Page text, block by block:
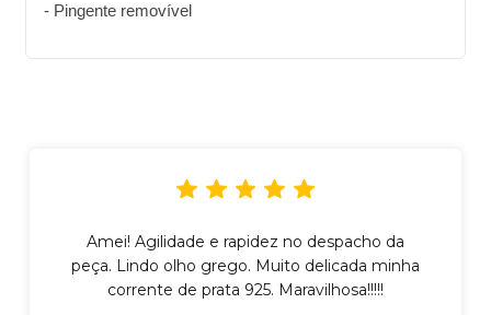
- Pingente removível
Amei! Agilidade e rapidez no despacho da
peça. Lindo olho grego. Muito delicada minha
corrente de prata 925. Maravilhosa!!!!!